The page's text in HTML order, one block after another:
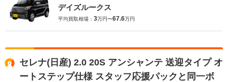
デイズルークス
平均買取相場： 3万円〜67.6万円
セレナ(日産) 2.0 20S アンシャンテ 送迎タイプ オ
ートステップ仕様 スタッフ応援パックと同一ボ